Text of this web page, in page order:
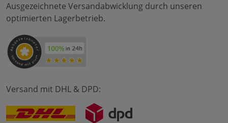
Ausgezeichnete Versandabwicklung durch unseren
optimierten Lagerbetrieb.
Versand mit DHL & DPD: